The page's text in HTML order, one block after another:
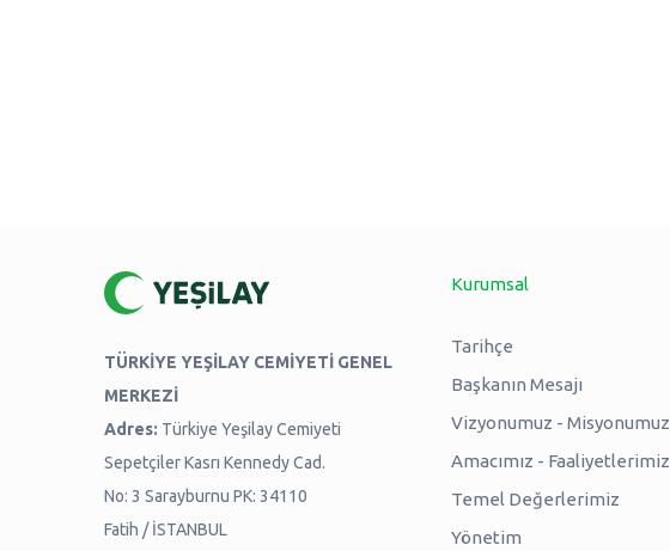
TÜRKİYE YEŞİLAY CEMİYETİ GENEL
MERKEZİ
Adres: Türkiye Yeşilay Cemiyeti
Sepetçiler Kasrı Kennedy Cad.
No: 3 Sarayburnu PK: 34110
Fatih / İSTANBUL
Kurumsal
Tarihçe
Başkanın Mesajı
Vizyonumuz - Misyonumuz
Amacımız - Faaliyetlerimiz
Temel Değerlerimiz
Yönetim